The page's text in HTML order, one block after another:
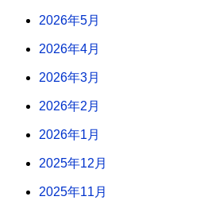
2026年5月
2026年4月
2026年3月
2026年2月
2026年1月
2025年12月
2025年11月